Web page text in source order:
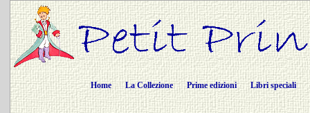
Home La Collezione Prime edizioni Libri speciali